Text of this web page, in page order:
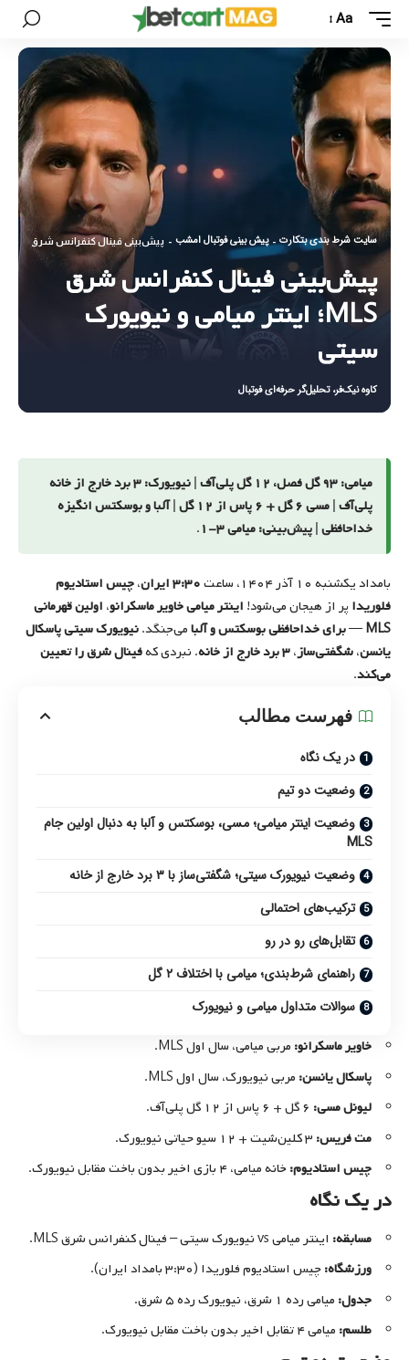
Aa
سایت شرط بندی بتکارت - پیش بینی فوتبال امشب - پیش‌بینی فینال کنفرانس شرق MLS؛ اینتر میامی و نیویورک سیتی
پیش‌بینی فینال کنفرانس شرق
MLS؛ اینتر میامی و نیویورک
سیتی
کاوه نیک‌فر، تحلیل‌گر حرفه‌ای فوتبال
میامی: ۹۳ گل فصل، ۱۲ گل پلی‌آف |
نیویورک: ۳ برد خارج از خانه
پلی‌آف|مسی ۶ گل + ۶ پاس از ۱۲ گل |آلبا و بوسکتس انگیزه
خداحافظی|پیش‌بینی: میامی ۳-۱ .
بامداد یکشنبه ۱۰ آذر ۱۴۰۴، ساعت ۳:۳۰ ایران ،چیس استادیوم
فلوریدا پر از هیجان می‌شود! اینتر میامی خاویر ماسکرانو، اولین قهرمانی
MLS
—برای خداحافظی بوسکتس و آلبامی‌جنگد.نیویورک سیتی پاسکال
یانسن،شگفتی‌ساز،۳ برد خارج از خانه . نبردی کهفینال شرق را تعیین
می‌کند.
فهرست مطالب
در یک نگاه
وضعیت دو تیم
وضعیت اینتر میامی؛ مسی، بوسکتس و آلبا به دنبال اولین جام
MLS
وضعیت نیویورک سیتی؛ شگفتی‌ساز با ۳ برد خارج از خانه
ترکیب‌های احتمالی
تقابل‌های رو در رو
راهنمای شرط‌بندی؛ میامی با اختلاف ۲ گل
سوالات متداول میامی و نیویورک
خاویر ماسکرانو: مربی میامی، سال اول MLS.
پاسکال یانسن: مربی نیویورک، سال اول MLS.
لیونل مسی:
مت فریس:
چیس استادیوم:خانه میامی، ۴ بازی اخیر بدون باخت مقابل نیویورک.
در یک نگاه
مسابقه: اینتر میامی vs نیویورک سیتی – فینال کنفرانس شرق MLS.
ورزشگاه:چیس استادیوم فلوریدا (۳:۳۰ بامداد ایران).
جدول: میامی رده ۱ شرق، نیویورک رده ۵ شرق.
طلسم: میامی ۴ تقابل اخیر بدون باخت مقابل نیویورک.